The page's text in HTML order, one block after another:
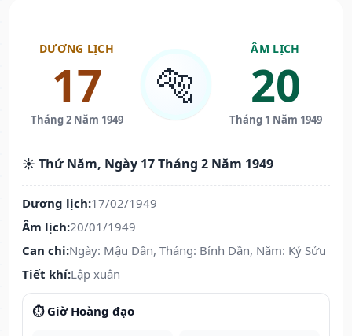
DƯƠNG LỊCH
17
Tháng 2 Năm 1949
🐅
ÂM LỊCH
20
Tháng 1 Năm 1949
☀️ Thứ Năm, Ngày 17 Tháng 2 Năm 1949
Dương lịch:17/02/1949
Âm lịch:20/01/1949
Can chi:Ngày: Mậu Dần, Tháng: Bính Dần, Năm: Kỷ Sửu
Tiết khí:Lập xuân
⏱️ Giờ Hoàng đạo